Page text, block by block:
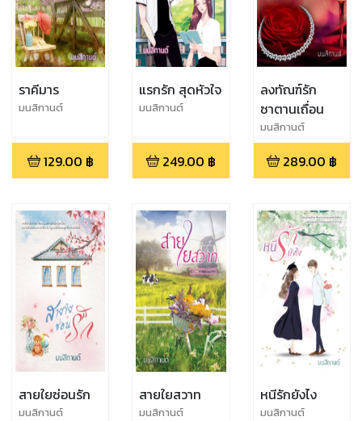
ราคีมาร
มนสิกานต์
129.00 ฿
แรกรัก สุดหัวใจ
มนสิกานต์
249.00 ฿
ลงทัณฑ์รัก
ซาตานเถื่อน
มนสิกานต์
289.00 ฿
สายใยซ่อนรัก
มนสิกานต์
สายใยสวาท
มนสิกานต์
หนีรักยังไง
มนสิกานต์